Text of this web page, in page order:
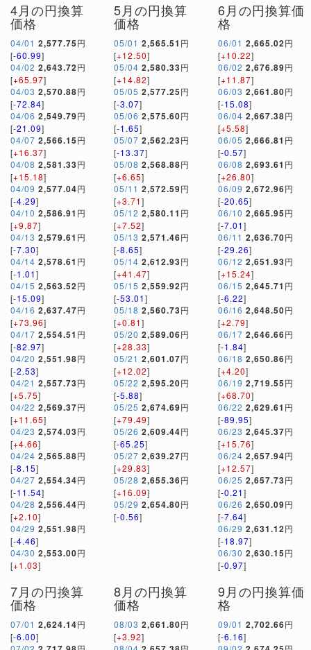
4月の円換算
価格
04/01 2,577.75円
[-60.99]
04/02 2,643.72円
[+65.97]
04/03 2,570.88円
[-72.84]
04/06 2,549.79円
[-21.09]
04/07 2,566.15円
[+16.37]
04/08 2,581.33円
[+15.18]
04/09 2,577.04円
[-4.29]
04/10 2,586.91 円
[+9.87]
04/13 2,579.61 円
[-7.30]
04/14 2,578.61 円
[-1.01]
04/15 2,563.52円
[-15.09]
04/16 2,637.47円
[+73.96]
04/17 2,554.51 円
[-82.97]
04/20 2,551.98円
[-2.53]
04/21 2,557.73円
[+5.75]
04/22 2,569.37円
[+11.65]
04/23 2,574.03円
[+4.66]
04/24 2,565.88円
[-8.15]
04/27 2,554.34円
[-11.54]
04/28 2,556.44円
[+2.10]
04/29 2,551.98円
[-4.46]
04/30 2,553.00円
[+1.03]
5月の円換算
価格
05/01 2,565.51 円
[+12.50]
05/04 2,580.33円
[+14.82]
05/05 2,577.25円
[-3.07]
05/06 2,575.60円
[-1.65]
05/07 2,562.23円
[-13.37]
05/08 2,568.88円
[+6.65]
05/11 2,572.59円
[+3.71]
05/12 2,580.11 円
[+7.52]
05/13 2,571.46円
[-8.65]
05/14 2,612.93円
[+41.47]
05/15 2,559.92円
[-53.01]
05/18 2,560.73円
[+0.81]
05/20 2,589.06円
[+28.33]
05/21 2,601.07円
[+12.02]
05/22 2,595.20円
[-5.88]
05/25 2,674.69円
[+79.49]
05/26 2,609.44円
[-65.25]
05/27 2,639.27円
[+29.83]
05/28 2,655.36円
[+16.09]
05/29 2,654.80円
[-0.56]
6月の円換算価
格
06/01 2,665.02円
[+10.22]
06/02 2,676.89円
[+11.87]
06/03 2,661.80円
[-15.08]
06/04 2,667.38円
[+5.58]
06/05 2,666.81 円
[-0.57]
06/08 2,693.61 円
[+26.80]
06/09 2,672.96円
[-20.65]
06/10 2,665.95円
[-7.01]
06/11 2,636.70円
[-29.26]
06/12 2,651.93円
[+15.24]
06/15 2,645.71 円
[-6.22]
06/16 2,648.50円
[+2.79]
06/17 2,646.66円
[-1.84]
06/18 2,650.86円
[+4.20]
06/19 2,719.55円
[+68.70]
06/22 2,629.61 円
[-89.95]
06/23 2,645.37円
[+15.76]
06/24 2,657.94円
[+12.57]
06/25 2,657.73円
[-0.21]
06/26 2,650.09円
[-7.64]
06/29 2,631.12円
[-18.97]
06/30 2,630.15円
[-0.97]
7月の円換算
価格
07/01 2,624.14円
[-6.00]
8月の円換算
価格
08/03 2,661.80円
[+3.92]
9月の円換算価
格
09/01 2,702.66円
[-6.16]